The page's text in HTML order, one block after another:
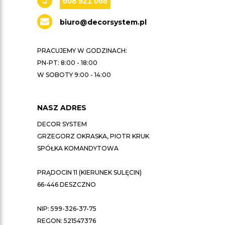
biuro@decorsystem.pl
PRACUJEMY W GODZINACH:
PN-PT: 8:00 - 18:00
W SOBOTY 9:00 - 14:00
NASZ ADRES
DECOR SYSTEM
GRZEGORZ OKRASKA, PIOTR KRUK
SPÓŁKA KOMANDYTOWA
PRĄDOCIN 11 (KIERUNEK SULĘCIN)
66-446 DESZCZNO
NIP: 599-326-37-75
REGON: 521547376